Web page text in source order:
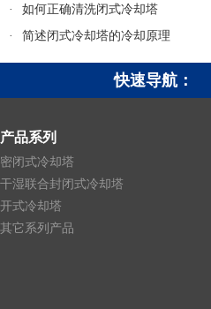
·
如何正确清洗闭式冷却塔
·
简述闭式冷却塔的冷却原理
快速导航：
产品系列
密闭式冷却塔
干湿联合封闭式冷却塔
开式冷却塔
其它系列产品